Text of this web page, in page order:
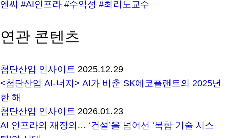
엔씨 #AI인프라 #수익성 #최리노교수
연관 콘텐츠
첨단산업 인사이트 2025.12.29
<첨단산업 AI-너지> AI가 비춘 SK에코플랜트의 2025년
한 해
첨단산업 인사이트 2026.01.23
AI 인프라의 재정의… ‘건설’을 넘어선 ‘복합 기술 시스